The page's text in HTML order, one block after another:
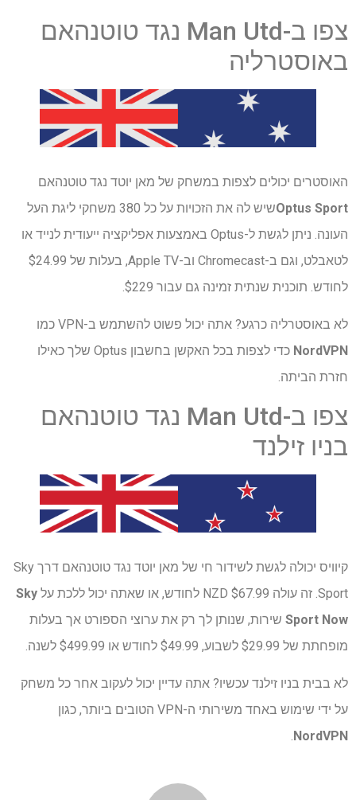
צפו ב-Man Utd נגד טוטנהאם
באוסטרליה
האוסטרים יכולים לצפות במשחק של מאן יוטד נגד טוטנהאם
Optus Sport
שיש לה את הזכויות על כל 380 משחקי ליגת העל
העונה. ניתן לגשת ל-Optus באמצעות אפליקציה ייעודית לנייד או
לטאבלט, וגם ב-Chromecast וב-Apple TV, בעלות של $24.99
לחודש. תוכנית שנתית זמינה גם עבור $229.
לא באוסטרליה כרגע? אתה יכול פשוט להשתמש ב-VPN כמו
NordVPN
כדי לצפות בכל האקשן בחשבון Optus שלך כאילו
חזרת הביתה.
צפו ב-Man Utd נגד טוטנהאם
בניו זילנד
קיוויס יכולה לגשת לשידור חי של מאן יוטד נגד טוטנהאם דרך Sky
Sport. זה עולה $67.99 NZD לחודש, או שאתה יכול ללכת על
Sky
Sport Now שירות, שנותן לך רק את ערוצי הספורט אך בעלות
מופחתת של $29.99 לשבוע, $49.99 לחודש או $499.99 לשנה.
לא בבית בניו זילנד עכשיו? אתה עדיין יכול לעקוב אחר כל משחק
על ידי שימוש באחד משירותי ה-VPN הטובים ביותר, כגון
NordVPN
.